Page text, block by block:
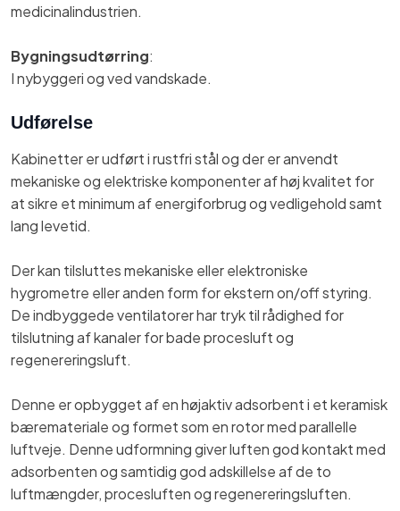
medicinalindustrien.
Bygningsudtørring:
I nybyggeri og ved vandskade.
Udførelse
Kabinetter er udført i rustfri stål og der er anvendt
mekaniske og elektriske komponenter af høj kvalitet for
at sikre et minimum af energiforbrug og vedligehold samt
lang levetid.
Der kan tilsluttes mekaniske eller elektroniske
hygrometre eller anden form for ekstern on/off styring.
De indbyggede ventilatorer har tryk til rådighed for
tilslutning af kanaler for bade procesluft og
regenereringsluft.
Denne er opbygget af en højaktiv adsorbent i et keramisk
bæremateriale og formet som en rotor med parallelle
luftveje. Denne udformning giver luften god kontakt med
adsorbenten og samtidig god adskillelse af de to
luftmængder, procesluften og regenereringsluften.